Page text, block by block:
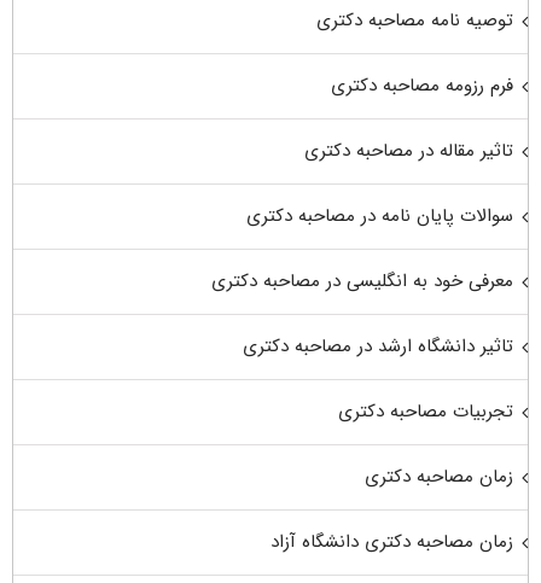
توصیه نامه مصاحبه دکتری
فرم رزومه مصاحبه دکتری
تاثیر مقاله در مصاحبه دکتری
سوالات پایان نامه در مصاحبه دکتری
معرفی خود به انگلیسی در مصاحبه دکتری
تاثیر دانشگاه ارشد در مصاحبه دکتری
تجربیات مصاحبه دکتری
زمان مصاحبه دکتری
زمان مصاحبه دکتری دانشگاه آزاد